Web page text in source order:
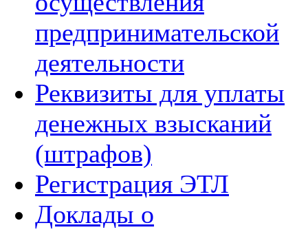
предпринимательской
деятельности
Реквизиты для уплаты
денежных взысканий
(штрафов)
Регистрация ЭТЛ
Доклады о